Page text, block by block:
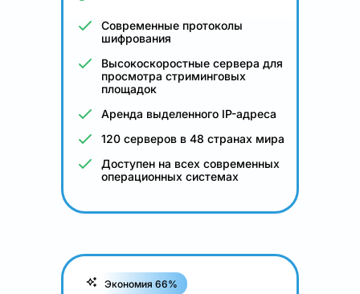
Современные протоколы
шифрования
Высокоскоростные сервера для
просмотра стриминговых
площадок
Аренда выделенного IP-адреса
120 серверов в 48 странах мира
Доступен на всех современных
операционных системах
Экономия 66%